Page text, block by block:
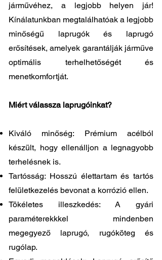
járművéhez, a legjobb helyen jár!
Kínálatunkban megtalálhatóak a legjobb
minőségű laprugók és laprugó
erősítések, amelyek garantálják járműve
optimális terhelhetőségét és
menetkomfortját.
Miért válassza laprugóinkat?
Kiváló minőség: Prémium acélból
készült, hogy ellenálljon a legnagyobb
terhelésnek is.
Tartósság: Hosszú élettartam és tartós
felületkezelés bevonat a korrózió ellen.
Tökéletes illeszkedés: A gyári
paraméterekkkel mindenben
megegyező laprugó, rugóköteg és
rugólap.